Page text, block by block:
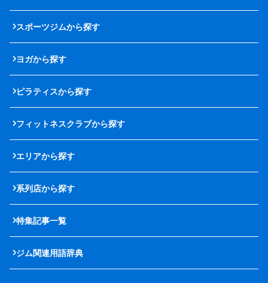
スポーツジムから探す
ヨガから探す
ピラティスから探す
フィットネスクラブから探す
エリアから探す
系列店から探す
特集記事一覧
ジム関連用語辞典